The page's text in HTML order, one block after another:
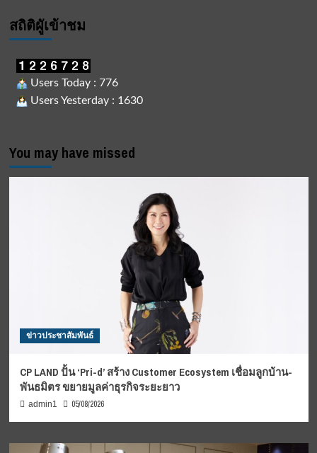
สถิติผูัเข้าชม
Users Today : 776
Users Yesterday : 1630
You may have missed
ข่าวประชาสัมพันธ์
CP LAND ปั้น ‘Pri-d’ สร้าง Customer Ecosystem เชื่อมลูกบ้าน-
พันธมิตร ขยายมูลค่าธุรกิจระยะยาว
admin1 05/08/2026